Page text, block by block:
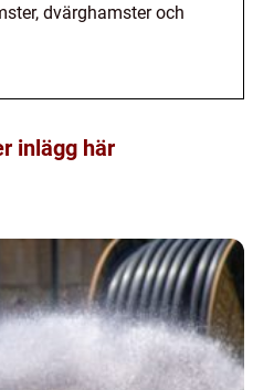
dvärghamster och
inlägg här